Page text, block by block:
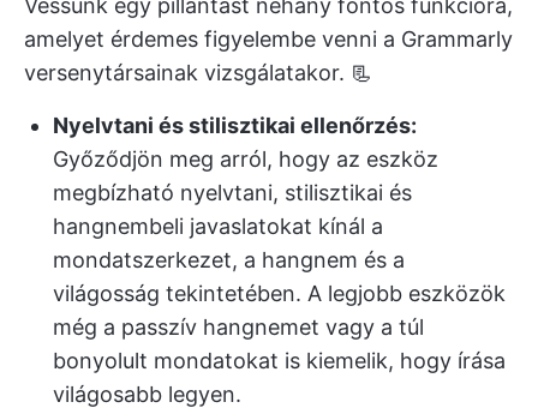
Vessünk egy pillantást néhány fontos funkcióra,
amelyet érdemes figyelembe venni a Grammarly
versenytársainak vizsgálatakor. 📃
Nyelvtani és stilisztikai ellenőrzés:
Győződjön meg arról, hogy az eszköz
megbízható nyelvtani, stilisztikai és
hangnembeli javaslatokat kínál a
mondatszerkezet, a hangnem és a
világosság tekintetében. A legjobb eszközök
még a passzív hangnemet vagy a túl
bonyolult mondatokat is kiemelik, hogy írása
világosabb legyen.